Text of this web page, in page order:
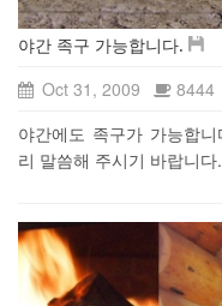
야간 족구 가능합니다.
Oct 31, 2009
8444
야간에도 족구가 가능합
리 말씀해 주시기 바랍니다.